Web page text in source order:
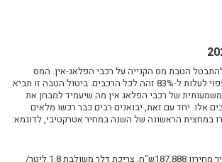
הטבת מס הקנייה על רכבי הפלאג-אין. המס
שעמד על כ-55% כיום צפוי לעלות ל-83% זהה לכל הרכבים. ביטול הטבה זו תביא
של רכבי הפלאג אין מה שיעמיד למבחן את
אלו. יחד עם זאת, יבואנים רבים כבר רכשו מלאים
במחצית הראשונה של השנה במחיר אטרקטיבי, לדוגמא:
פלאג-אין, מחיר מחירון 187,888ש"ח, צריכת דלר משולבת 1.8 ליטר/